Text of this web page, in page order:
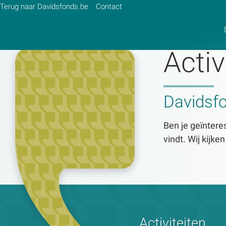
Terug naar Davidsfonds.be Contact
Ben je
vindt. Wij
Zoeken